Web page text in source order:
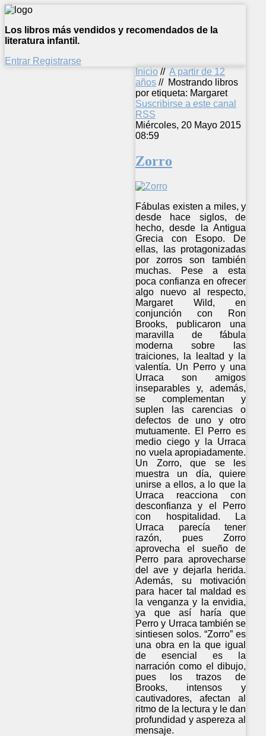
Los libros más vendidos y recomendados de la
literatura infantil.
Entrar Registrarse
Inicio // A partir de 12
años // Mostrando libros
por etiqueta: Margaret
Suscribirse a este canal
RSS
Miércoles, 20 Mayo 2015
08:59
Zorro
Fábulas existen a miles, y
desde hace siglos, de
hecho, desde la Antigua
Grecia con Esopo. De
ellas, las protagonizadas
por zorros son también
muchas. Pese a esta
poca confianza en ofrecer
algo nuevo al respecto,
Margaret Wild, en
conjunción con Ron
Brooks, publicaron una
maravilla de fábula
moderna sobre las
traiciones, la lealtad y la
valentía. Un Perro y una
Urraca son amigos
inseparables y, además,
se complementan y
suplen las carencias o
defectos de uno y otro
mutuamente. El Perro es
medio ciego y la Urraca
no vuela apropiadamente.
Un Zorro, que se les
muestra un día, quiere
unirse a ellos, a lo que la
Urraca reacciona con
desconfianza y el Perro
con hospitalidad. La
Urraca parecía tener
razón, pues Zorro
aprovecha el sueño de
Perro para aprovecharse
del ave y dejarla herida.
Además, su motivación
para hacer tal maldad es
la venganza y la envidia,
ya que así haría que
Perro y Urraca también se
sintiesen solos. “Zorro” es
una obra en la que igual
de esencial es la
narración como el dibujo,
pues los trazos de
Brooks, intensos y
cautivadores, afectan al
ritmo de la lectura y le dan
profundidad y aspereza al
mensaje.